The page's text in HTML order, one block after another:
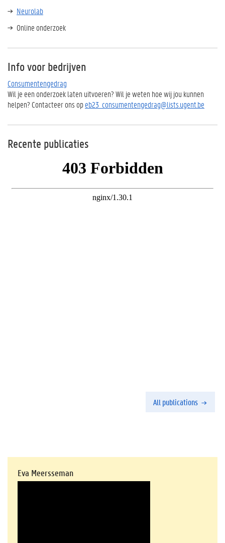
Neurolab
Online onderzoek
Info voor bedrijven
Consumentengedrag
Wil je een onderzoek laten uitvoeren? Wil je weten hoe wij jou kunnen
helpen? Contacteer ons opeb23_consumentengedrag@lists.ugent.be
Recente publicaties
All publications
Eva Meersseman